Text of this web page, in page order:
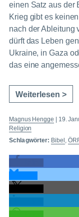
einen Satz aus der
Krieg gibt es
nach der Ableitung
dürft das Leben
Ukraine, in Gaza
das eine
Weiterlesen >
Magnus Hengge 19.
Religion
Schlagwörter: Bibel ,